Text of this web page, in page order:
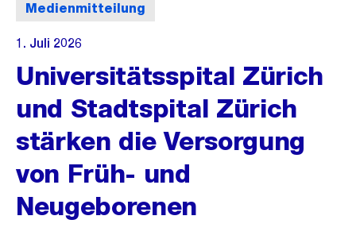
Medienmitteilung
1. Juli 2026
Universitätsspital Zürich
und Stadtspital Zürich
stärken die Versorgung
von Früh- und
Neugeborenen